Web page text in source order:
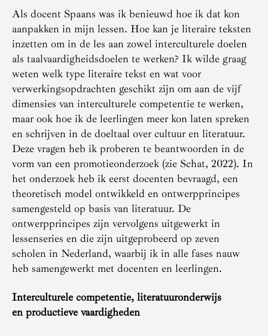
Als docent Spaans was ik benieuwd hoe ik dat kon
aanpakken in mijn lessen. Hoe kan je literaire teksten
inzetten om in de les aan zowel interculturele doelen
als taalvaardigheidsdoelen te werken? Ik wilde graag
weten welk type literaire tekst en wat voor
verwerkingsopdrachten geschikt zijn om aan de vijf
dimensies van interculturele competentie te werken,
maar ook hoe ik de leerlingen meer kon laten spreken
en schrijven in de doeltaal over cultuur en literatuur.
Deze vragen heb ik proberen te beantwoorden in de
vorm van een promotieonderzoek (zie Schat, 2022). In
het onderzoek heb ik eerst docenten bevraagd, een
theoretisch model ontwikkeld en ontwerpprincipes
samengesteld op basis van literatuur. De
ontwerpprincipes zijn vervolgens uitgewerkt in
lessenseries en die zijn uitgeprobeerd op zeven
scholen in Nederland, waarbij ik in alle fases nauw
heb samengewerkt met docenten en leerlingen.
Interculturele competentie, literatuuronderwijs
en productieve vaardigheden